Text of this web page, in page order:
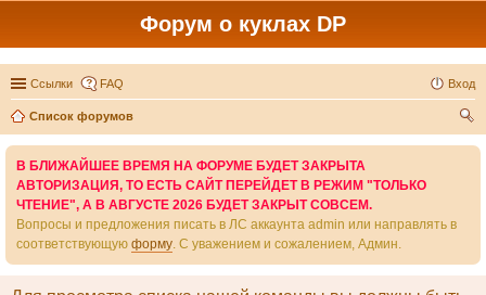
Форум о куклах DP
Ссылки FAQ Вход
Список форумов
В БЛИЖАЙШЕЕ ВРЕМЯ НА ФОРУМЕ БУДЕТ ЗАКРЫТА
АВТОРИЗАЦИЯ, ТО ЕСТЬ САЙТ ПЕРЕЙДЕТ В РЕЖИМ "ТОЛЬКО
ЧТЕНИЕ", А В АВГУСТЕ 2026 БУДЕТ ЗАКРЫТ СОВСЕМ.
Вопросы и предложения писать в ЛС аккаунта admin или направлять в
соответствующую форму. С уважением и сожалением, Админ.